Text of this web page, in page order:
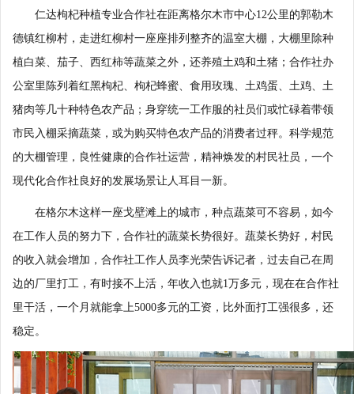
仁达枸杞种植专业合作社在距离格尔木市中心12公里的郭勒木
德镇红柳村，走进红柳村一座座排列整齐的温室大棚，大棚里除种
植白菜、茄子、西红柿等蔬菜之外，还养殖土鸡和土猪；合作社办
公室里陈列着红黑枸杞、枸杞蜂蜜、食用玫瑰、土鸡蛋、土鸡、土
猪肉等几十种特色农产品；身穿统一工作服的社员们或忙碌着带领
市民入棚采摘蔬菜，或为购买特色农产品的消费者过秤。科学规范
的大棚管理，良性健康的合作社运营，精神焕发的村民社员，一个
现代化合作社良好的发展场景让人耳目一新。
在格尔木这样一座戈壁滩上的城市，种点蔬菜可不容易，如今
在工作人员的努力下，合作社的蔬菜长势很好。蔬菜长势好，村民
的收入就会增加，合作社工作人员李光荣告诉记者，过去自己在周
边的厂里打工，有时接不上活，年收入也就1万多元，现在在合作社
里干活，一个月就能拿上5000多元的工资，比外面打工强很多，还
稳定。